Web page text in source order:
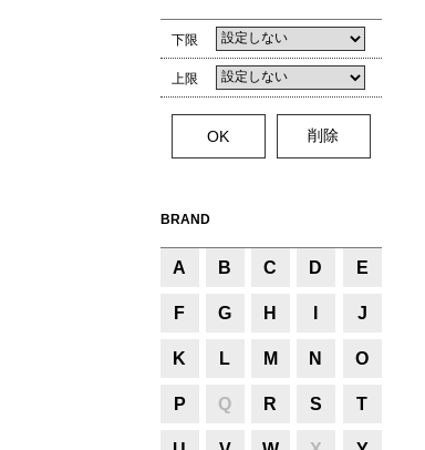
下限
上限
BRAND
A B C D E
F G H J
K L M N O
P Q R S T